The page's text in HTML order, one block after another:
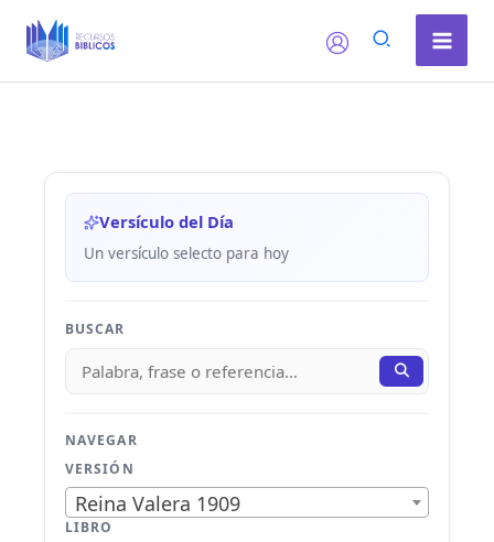
Versículo del Día
Un versículo selecto para hoy
BUSCAR
NAVEGAR
VERSIÓN
Reina Valera 1909
LIBRO